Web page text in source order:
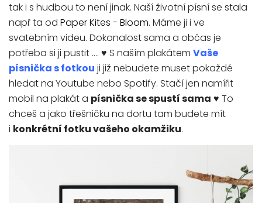
tak i s hudbou to není jinak. Naší životní písní se stala
např ta od Paper Kites - Bloom. Máme ji i ve
svatebním videu. Dokonalost sama a občas je
potřeba si ji pustit .... ♥ S naším plakátem Vaše
písnička s fotkou ji již nebudete muset pokaždé
hledat na Youtube nebo Spotify. Stačí jen namířit
mobil na plakát a písnička se spustí sama ♥ To
chceš a jako třešničku na dortu tam budete mít
i konkrétní fotku vašeho okamžiku.